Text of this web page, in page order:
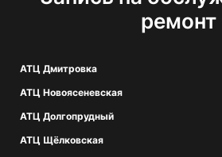
ремонт
АТЦ Дмитровка
АТЦ Новоясеневская
АТЦ Долгопрудный
АТЦ Щёлковская